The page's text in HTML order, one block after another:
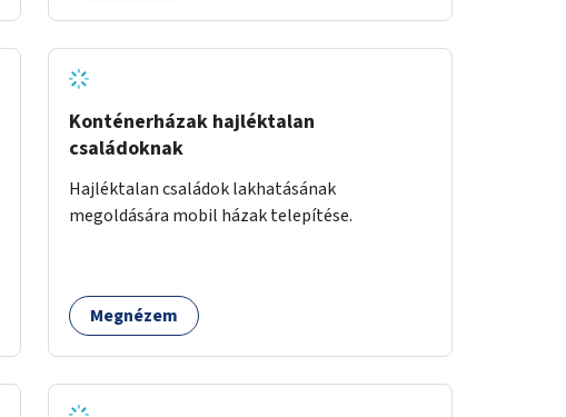
Konténerházak hajléktalan
családoknak
Hajléktalan családok lakhatásának
megoldására mobil házak telepítése.
Megnézem